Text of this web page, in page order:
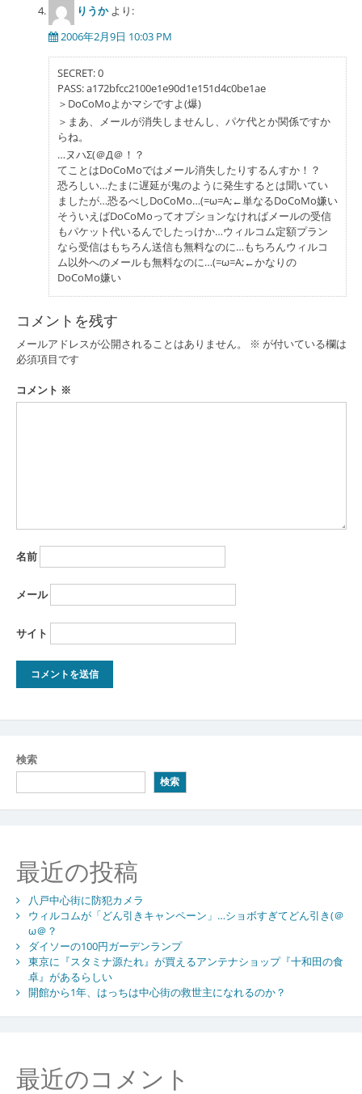
りうか より:
2006年2月9日 10:03 PM
SECRET: 0
PASS: a172bfcc2100e1e90d1e151d4c0be1ae
＞DoCoMoよかマシですよ(爆)
＞まあ、メールが消失しませんし、パケ代とか関係ですか
らね。
…ヌハΣ(＠Д＠！？
てことはDoCoMoではメール消失したりするんすか！？
恐ろしい…たまに遅延が鬼のように発生するとは聞いてい
ましたが…恐るべしDoCoMo…(=ω=A;←単なるDoCoMo嫌い
そういえばDoCoMoってオプションなければメールの受信
もパケット代いるんでしたっけか…ウィルコム定額プラン
なら受信はもちろん送信も無料なのに…もちろんウィルコ
ム以外へのメールも無料なのに…(=ω=A;←かなりの
DoCoMo嫌い
コメントを残す
メールアドレスが公開されることはありません。 ※ が付いている欄は
必須項目です
コメント ※
名前
メール
サイト
検索
検索
最近の投稿
八戸中心街に防犯カメラ
ウィルコムが「どん引きキャンペーン」…ショボすぎてどん引き(＠
ω＠？
ダイソーの100円ガーデンランプ
東京に『スタミナ源たれ』が買えるアンテナショップ『十和田の食
卓』があるらしい
開館から1年、はっちは中心街の救世主になれるのか？
最近のコメント